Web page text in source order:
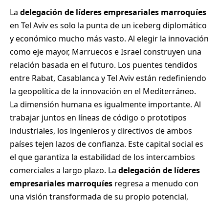
La delegación de líderes empresariales marroquíes
en Tel Aviv es solo la punta de un iceberg diplomático
y económico mucho más vasto. Al elegir la innovación
como eje mayor, Marruecos e Israel construyen una
relación basada en el futuro. Los puentes tendidos
entre Rabat, Casablanca y Tel Aviv están redefiniendo
la geopolítica de la innovación en el Mediterráneo.
La dimensión humana es igualmente importante. Al
trabajar juntos en líneas de código o prototipos
industriales, los ingenieros y directivos de ambos
países tejen lazos de confianza. Este capital social es
el que garantiza la estabilidad de los intercambios
comerciales a largo plazo. La delegación de líderes
empresariales marroquíes regresa a menudo con
una visión transformada de su propio potencial,